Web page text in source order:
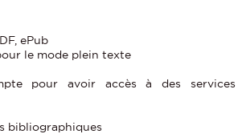
ePub
le mode plein texte
pour avoir accès à des services
bibliographiques